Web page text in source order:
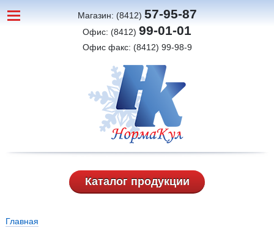
Магазин: (8412) 57-95-87
Офис: (8412) 99-01-01
Офис факс: (8412) 99-98-9
Каталог продукции
Вы здесь
Главная